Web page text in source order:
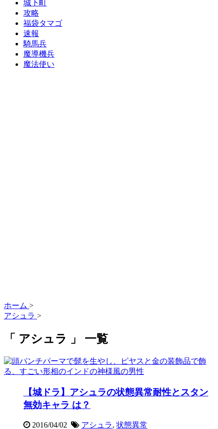
城下町
攻略
福袋タマゴ
速報
騎馬兵
魔導機兵
魔法使い
ホーム >
アシュラ >
「 アシュラ 」 一覧
【城ドラ】アシュラの状態異常耐性とスタン
無効キャラ は？
2016/04/02 アシュラ, 状態異常